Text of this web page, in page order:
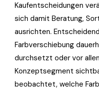
Kaufentscheidungen
sich damit Beratung,
ausrichten.
Farbverschiebung
durchsetzt oder vor
Konzeptsegment
beobachtet, welche